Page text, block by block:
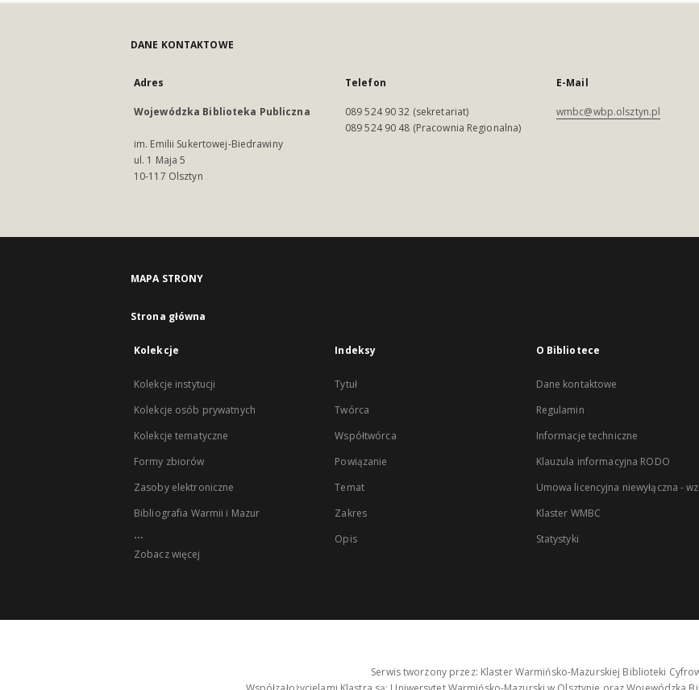
DANE KONTAKTOWE
Adres
Wojewódzka Biblioteka Publiczna
im. Emilii Sukertowej-Biedrawiny
ul. 1 Maja 5
10-117 Olsztyn
Telefon
089 524 90 32 (sekretariat)
089 524 90 48 (Pracownia Regionalna)
E-Mail
wmbc@wbp.olsztyn.pl
MAPA STRONY
Strona główna
Kolekcje
Kolekcje instytucji
Kolekcje osób prywatnych
Kolekcje tematyczne
Formy zbiorów
Zasoby elektroniczne
Bibliografia Warmii i Mazur
...
Zobacz więcej
Indeksy
Tytuł
Twórca
Współtwórca
Powiązanie
Temat
Zakres
Opis
O Bibliotece
Dane kontaktowe
Regulamin
Informacje techniczne
Klauzula informacyjna RODO
Umowa licencyjna niewyłączna -
Klaster WMBC
Statystyki
Serwis tworzony przez: Klaster Warmińsko-Mazurskiej Biblioteki